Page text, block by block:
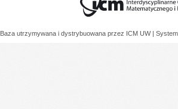
Baza utrzymywana i dystrybuowana przez ICM UW |